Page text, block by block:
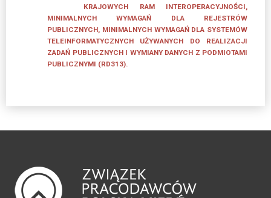
VIII
Edycji
Działalność
4.0
Wydarzenia
KRAJOWYCH RAM INTEROPERACYJNOŚCI,
MINIMALNYCH WYMAGAŃ DLA REJESTRÓW
PUBLICZNYCH, MINIMALNYCH WYMAGAŃ DLA SYSTEMÓW
TELEINFORMATYCZNYCH UŻYWANYCH DO REALIZACJI
ZADAŃ PUBLICZNYCH I WYMIANY DANYCH Z PODMIOTAMI
PUBLICZNYMI (RD313).